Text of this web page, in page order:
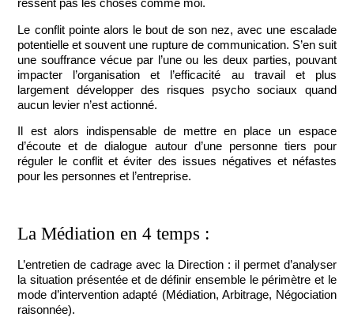
ressent pas les choses comme moi.
Le conflit pointe alors le bout de son nez, avec une escalade
potentielle et souvent une rupture de communication. S’en suit
unesouffrance vécue par l’une ou les deux parties, pouvant
impacter l’organisation et l’efficacité au travail et plus
largement développer des risques psycho sociaux quand
aucun levier n’est actionné.
Il est alors indispensable de mettre en place un espace
d’écoute et de dialogue autour d’une personne tiers pour
réguler le conflit et éviter des issues négatives et néfastes
pour les personnes et l’entreprise.
La Médiation en 4 temps :
L’entretien de cadrage avec la Direction : il permet d’analyser
la situation présentée et de définir ensemble le périmètre et le
mode d’intervention adapté (Médiation, Arbitrage, Négociation
raisonnée).